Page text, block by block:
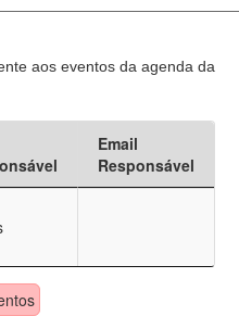
aos eventos da agenda da
Email
Responsável